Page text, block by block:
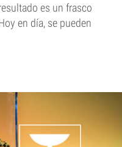
es un frasco
en día, se pueden